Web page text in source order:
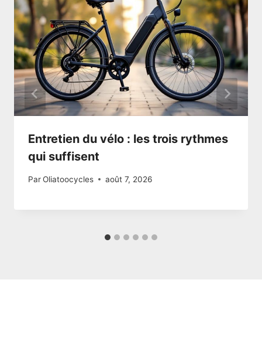
Entretien du vélo : les trois rythmes
qui suffisent
ParOliatoocycles août 7, 2026